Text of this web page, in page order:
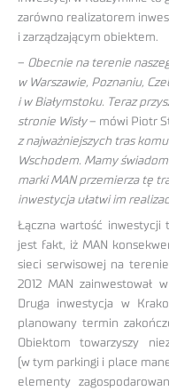
zarówno realizatorem
i zarządzającym obiektem.
– Obecnie na terenie
w Warszawie, Poznaniu,
i w Białymstoku. Teraz
stronie Wisły– mówi Piotr
z najważniejszych tras
Wschodem. Mamy
marki MAN przemierza tę
inwestycja ułatwi im
Łączna wartość inwestycji
jest fakt, iż MAN
sieci serwisowej na
2012 MAN zainwestował
Druga inwestycja w
planowany termin
Obiektom towarzyszy
(w tym parkingi i place
elementy